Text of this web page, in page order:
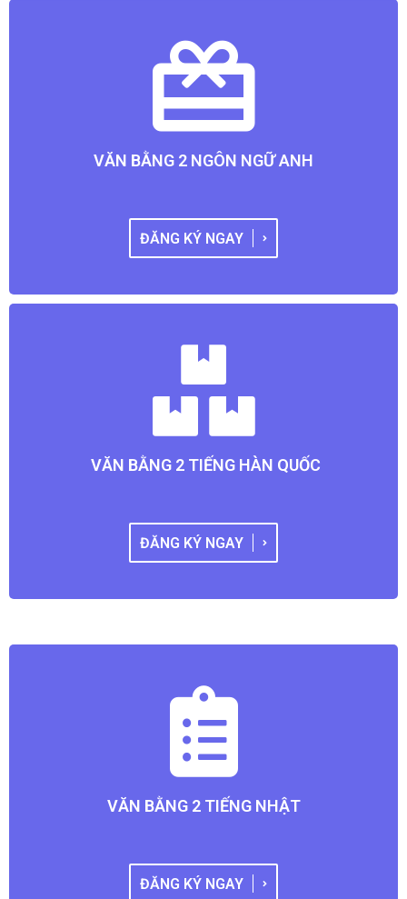
VĂN BẰNG 2 NGÔN NGỮ ANH
ĐĂNG KÝ NGAY
VĂN BẰNG 2 TIẾNG HÀN QUỐC
ĐĂNG KÝ NGAY
VĂN BẰNG 2 TIẾNG NHẬT
ĐĂNG KÝ NGAY